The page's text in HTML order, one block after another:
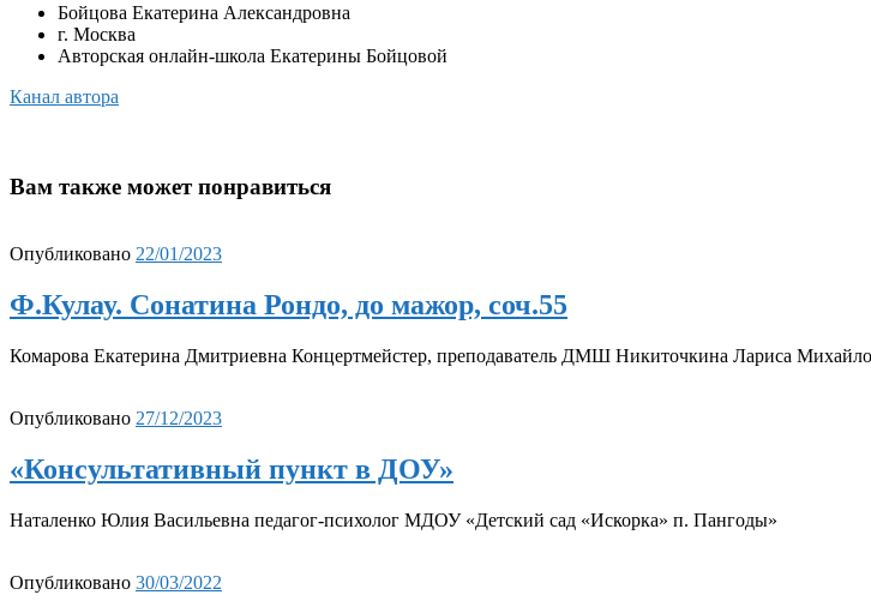
Бойцова Екатерина Александровна
г. Москва
Авторская онлайн-школа Екатерины Бойцовой
Канал автора
Вам также может понравиться
Опубликовано 22/01/2023
Ф.Кулау. Сонатина Рондо, до мажор, соч.55
Комарова Екатерина Дмитриевна Концертмейстер, преподаватель ДМШ Никиточкина Лариса
Опубликовано 27/12/2023
«Консультативный пункт в ДОУ»
Наталенко Юлия Васильевна педагог-психолог МДОУ «Детский сад «Искорка» п. Пангоды»
Опубликовано 30/03/2022